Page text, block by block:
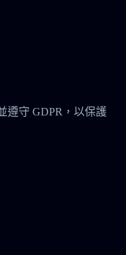
遵守 GDPR，以保護